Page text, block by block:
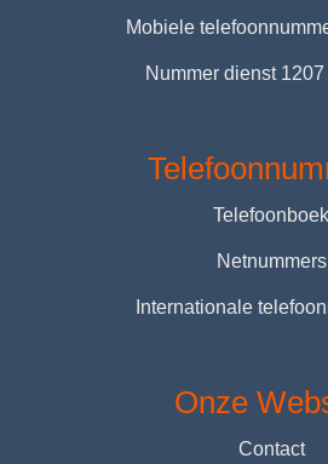
Mobiele
Nummer dienst
Telefoonboek
Netnummers
Internationale
Onze
Contact